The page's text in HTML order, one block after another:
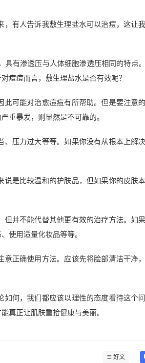
有人告诉我敷生理盐水可以治痘，这让我
有渗透压与人体细胞渗透压相同的特点。
痘痘而言，敷生理盐水是否有效呢？
可能对治愈痘痘有所帮助。但是要注意
重暴发，则显然是不可靠的。
压力过大等等。如果你没有从根本上解决
是比较温和的护肤品，但如果你的皮肤
并不能代替其他更有效的治疗方法。如
使用适量化妆品等等。
正确使用方法。应该先将脸部清洁干净
何，我们都应该以理性的态度看待这个
真正让肌肤重拾健康与美丽。
好文